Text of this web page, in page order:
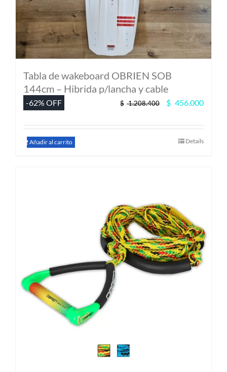
Tabla de wakeboard OBRIEN SOB
144cm – Hibrida p/lancha y cable
-62% OFF $ 1.208.400
El
era:
$ 1.208.400.
$ 456.000El
es:
$
Añadir al carrito Details